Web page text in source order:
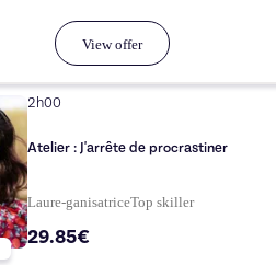
View offer
2h00
Atelier : J'arrête de procrastiner
Laure-ganisatriceTop skiller
29.85€